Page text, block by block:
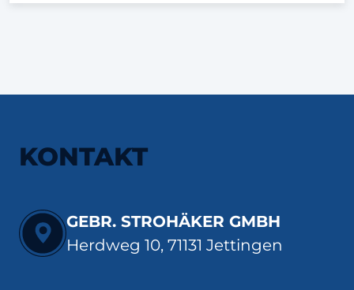
KONTAKT
GEBR. STROHÄKER GMBH
Herdweg 10, 71131 Jettingen